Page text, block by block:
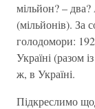
мільйон? –
(мільйонів). За
голодомори:
Україні (разом
ж, в Україні.
Підкреслимо